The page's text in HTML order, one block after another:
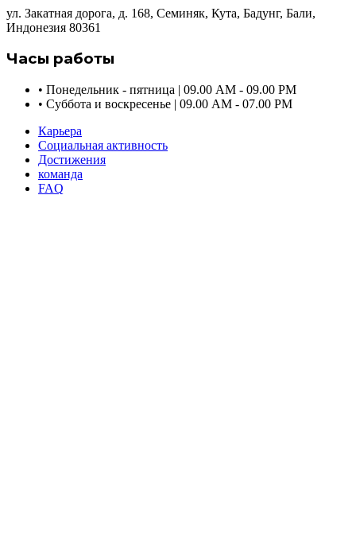
ул. Закатная дорога, д. 168, Семиняк, Кута, Бадунг, Бали,
Индонезия 80361
Часы работы
• Понедельник - пятница | 09.00 AM - 09.00 PM
• Суббота и воскресенье | 09.00 AM - 07.00 PM
Карьера
Социальная активность
Достижения
команда
FAQ